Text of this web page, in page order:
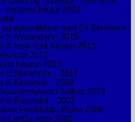
Høstens fototur 2023
og øyenstikkere med Eli Sørensen
til Amsterdam i 2015
til New York høsten 2013
2013
høsten 2013
til Stockholm – 2011
til Kinsarvik – 2009
i Salhus 2013
til Rosendal – 2007
Fotoklubb i Praha 2006
Lindås mars 2005